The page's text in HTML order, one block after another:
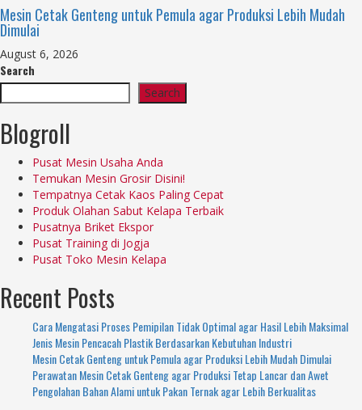
Mesin Cetak Genteng untuk Pemula agar Produksi Lebih Mudah
Dimulai
August 6, 2026
Search
Search
Blogroll
Pusat Mesin Usaha Anda
Temukan Mesin Grosir Disini!
Tempatnya Cetak Kaos Paling Cepat
Produk Olahan Sabut Kelapa Terbaik
Pusatnya Briket Ekspor
Pusat Training di Jogja
Pusat Toko Mesin Kelapa
Recent Posts
Cara Mengatasi Proses Pemipilan Tidak Optimal agar Hasil Lebih Maksimal
Jenis Mesin Pencacah Plastik Berdasarkan Kebutuhan Industri
Mesin Cetak Genteng untuk Pemula agar Produksi Lebih Mudah Dimulai
Perawatan Mesin Cetak Genteng agar Produksi Tetap Lancar dan Awet
Pengolahan Bahan Alami untuk Pakan Ternak agar Lebih Berkualitas